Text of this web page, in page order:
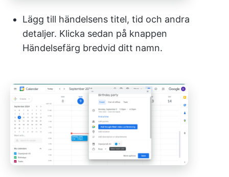
Lägg till händelsens titel, tid och andra
detaljer. Klicka sedan på knappen
Händelsefärg bredvid ditt namn.